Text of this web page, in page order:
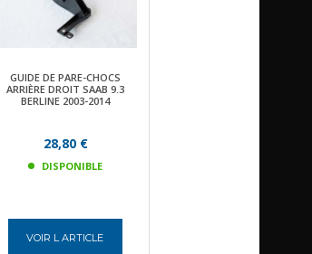
GUIDE DE PARE-CHOCS
ARRIÈRE DROIT SAAB 9.3
BERLINE 2003-2014
28,80 €
DISPONIBLE
VOIR L ARTICLE